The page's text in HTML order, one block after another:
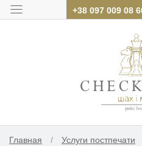
+38 097 009 08
Главная / Услуги постпечати